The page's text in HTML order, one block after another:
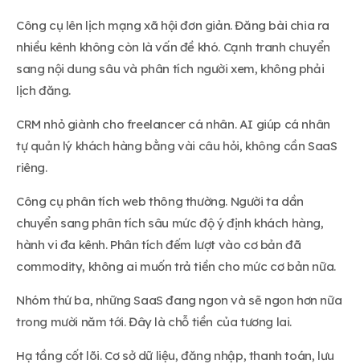
Công cụ lên lịch mạng xã hội đơn giản. Đăng bài chia ra
nhiều kênh không còn là vấn đề khó. Cạnh tranh chuyển
sang nội dung sâu và phân tích người xem, không phải
lịch đăng.
CRM nhỏ giành cho freelancer cá nhân. AI giúp cá nhân
tự quản lý khách hàng bằng vài câu hỏi, không cần SaaS
riêng.
Công cụ phân tích web thông thường. Người ta dần
chuyển sang phân tích sâu mức độ ý định khách hàng,
hành vi đa kênh. Phân tích đếm lượt vào cơ bản đã
commodity, không ai muốn trả tiền cho mức cơ bản nữa.
Nhóm thứ ba, những SaaS đang ngon và sẽ ngon hơn nữa
trong mười năm tới. Đây là chỗ tiền của tương lai.
Hạ tầng cốt lõi. Cơ sở dữ liệu, đăng nhập, thanh toán, lưu